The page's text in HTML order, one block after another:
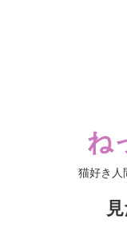
ね
猫好き人